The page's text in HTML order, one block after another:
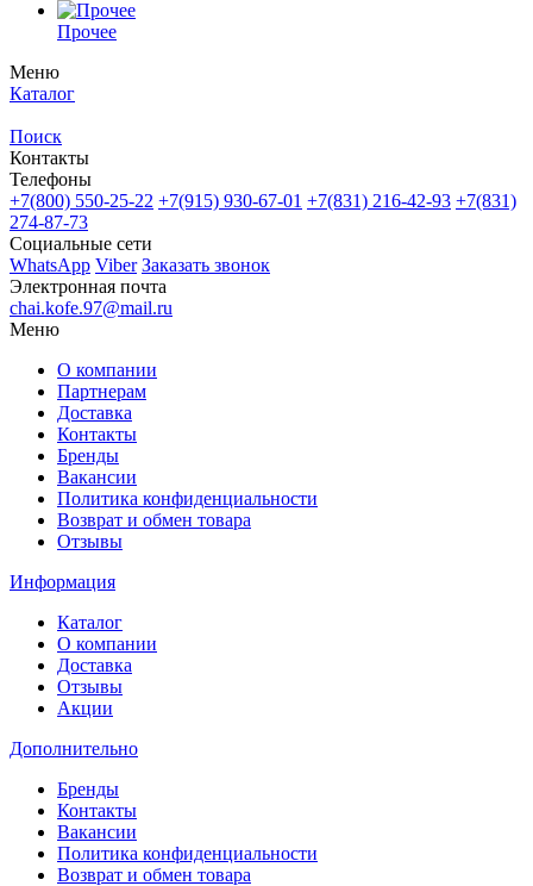
Прочее
Меню
Каталог
Поиск
Контакты
Телефоны
+7(800) 550-25-22 +7(915) 930-67-01 +7(831) 216-42-93 +7(831)
274-87-73
Социальные сети
WhatsApp Viber Заказать звонок
Электронная почта
chai.kofe.97@mail.ru
Меню
О компании
Партнерам
Доставка
Контакты
Бренды
Вакансии
Политика конфиденциальности
Возврат и обмен товара
Отзывы
Информация
Каталог
О компании
Доставка
Отзывы
Акции
Дополнительно
Бренды
Контакты
Вакансии
Политика конфиденциальности
Возврат и обмен товара